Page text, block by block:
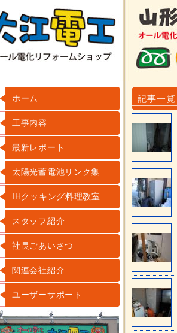
ホーム
工事内容
最新レポート
太陽光蓄電池リンク集
IHクッキング料理教室
スタッフ紹介
社長ごあいさつ
関連会社紹介
ユーザーサポート
記事一覧